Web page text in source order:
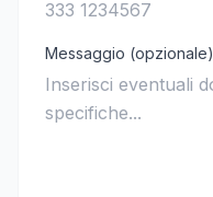
Messaggio (opzionale)